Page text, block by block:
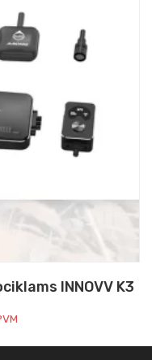
INNOVV K3